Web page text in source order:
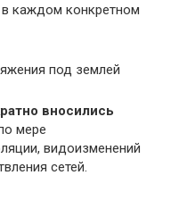
в каждом конкретном
под землей
вносились
мере
видоизменений
сетей.